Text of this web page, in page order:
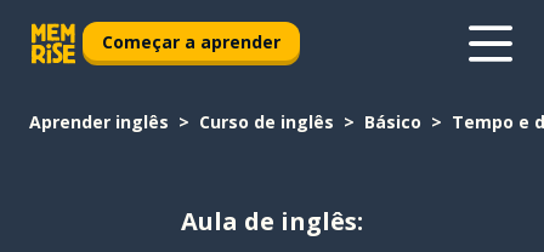
Começar a aprender
Aprender inglês Curso de inglês Básico Tempo e
Aula de inglês: